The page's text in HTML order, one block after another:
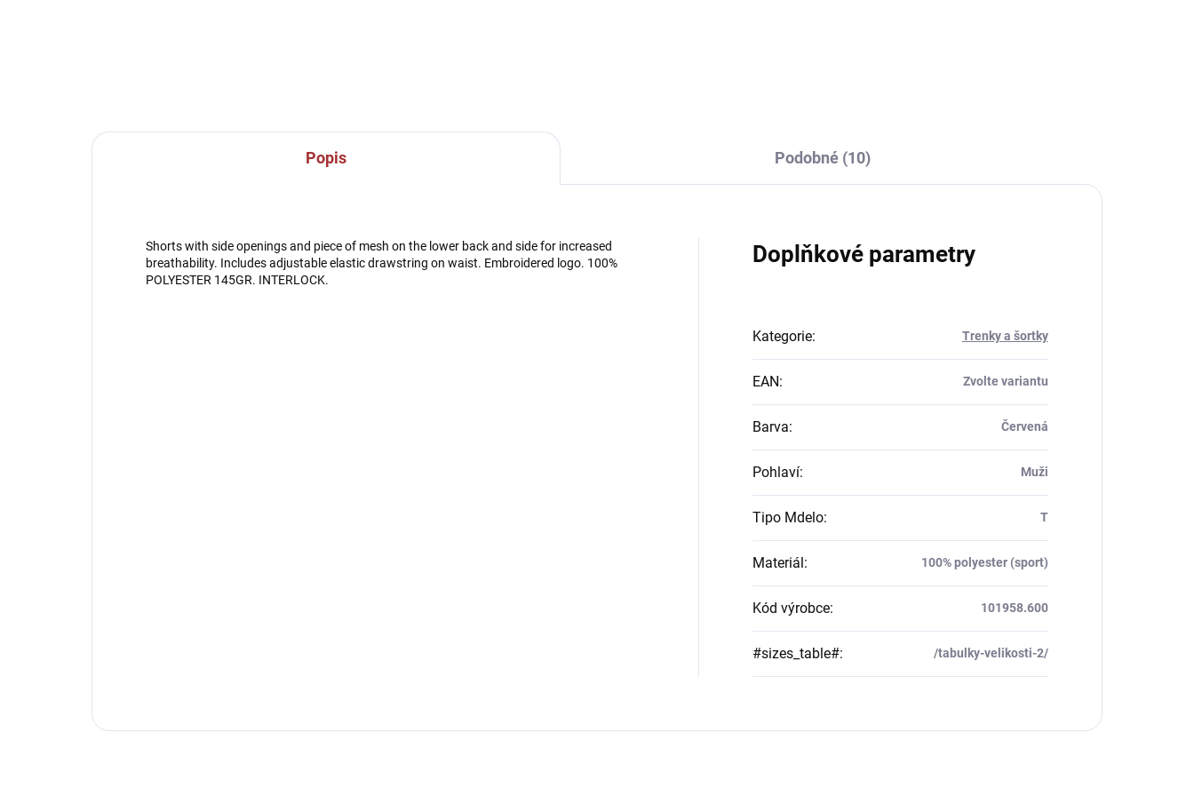
Popis Podobné (10)
Shorts with side openings and piece of mesh on the lower back and side for increased
breathability. Includes adjustable elastic drawstring on waist. Embroidered logo. 100%
POLYESTER 145GR. INTERLOCK.
Doplňkové parametry
Kategorie: Trenky a šortky
EAN: Zvolte variantu
Barva: Červená
Pohlaví: Muži
Tipo Mdelo: T
Materiál: 100% polyester (sport)
Kód výrobce: 101958.600
#sizes_table#: /tabulky-velikosti-2/